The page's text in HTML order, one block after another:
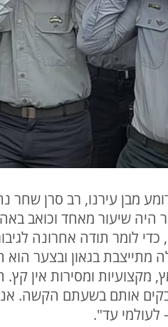
מבן עירנו, רב סרן שחר
שיעור מאחד וכואב
לומר תודה אחרונה
בגאון ובצער
מקצועיות ומסירות אין
אותם בשעתם הקשה. אנו
לעולמי עד".